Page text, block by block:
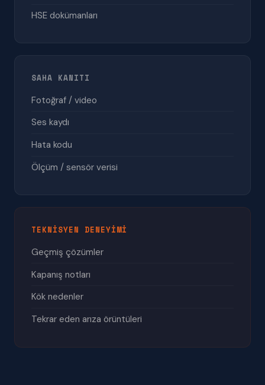
HSE dokümanları
SAHA KANITI
Fotoğraf / video
Ses kaydı
Hata kodu
Ölçüm / sensör verisi
TEKNISYEN DENEYIMI
Geçmiş çözümler
Kapanış notları
Kök nedenler
Tekrar eden arıza örüntüleri